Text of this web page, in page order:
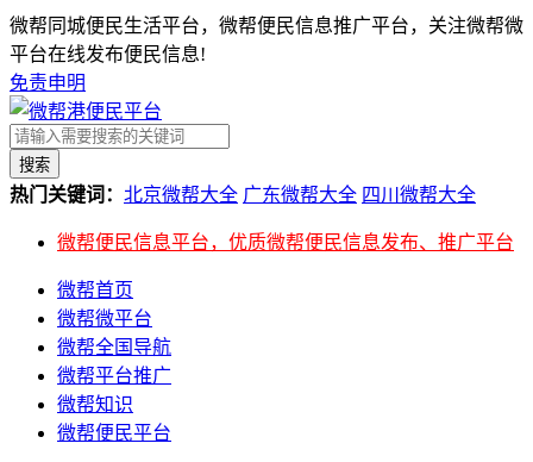
微帮同城便民生活平台，微帮便民信息推广平台，关注微帮微
平台在线发布便民信息!
免责申明
搜索
热门关键词： 北京微帮大全 广东微帮大全 四川微帮大全
微帮便民信息平台，优质微帮便民信息发布、推广平台
微帮首页
微帮微平台
微帮全国导航
微帮平台推广
微帮知识
微帮便民平台